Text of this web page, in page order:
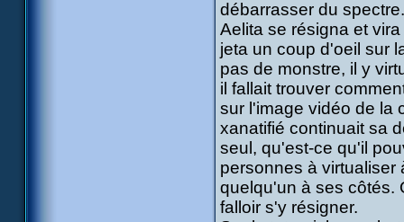
débarrasser du
Aelita se résigna et
jeta un coup d'oeil sur
pas de monstre, il y
il fallait trouver
sur l'image vidéo de la
xanatifié continuait sa
seul, qu'est-ce qu'il
personnes à virtualiser
quelqu'un à ses côtés.
falloir s'y résigner.